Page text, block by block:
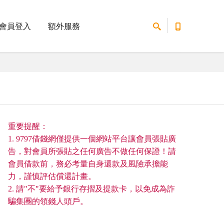
員登入 額外服務
重要提醒：
1. 9797借錢網僅提供一個網站平台讓會員張貼廣
告，對會員所張貼之任何廣告不做任何保證！請
會員借款前，務必考量自身還款及風險承擔能
力，謹慎評估償還計畫。
2. 請"不"要給予銀行存摺及提款卡，以免成為詐
騙集團的領錢人頭戶。